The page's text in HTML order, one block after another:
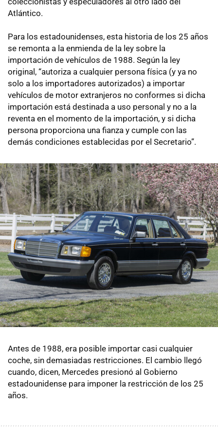
Atlántico.
Para los estadounidenses, esta historia de los 25 años
se remonta a la enmienda de la ley sobre la
importación de vehículos de 1988. Según la ley
original, “autoriza a cualquier persona física (y ya no
solo a los importadores autorizados) a importar
vehículos de motor extranjeros no conformes si dicha
importación está destinada a uso personal y no a la
reventa en el momento de la importación, y si dicha
persona proporciona una fianza y cumple con las
demás condiciones establecidas por el Secretario”.
Antes de 1988, era posible importar casi cualquier
coche, sin demasiadas restricciones. El cambio llegó
cuando, dicen, Mercedes presionó al Gobierno
estadounidense para imponer la restricción de los 25
años.